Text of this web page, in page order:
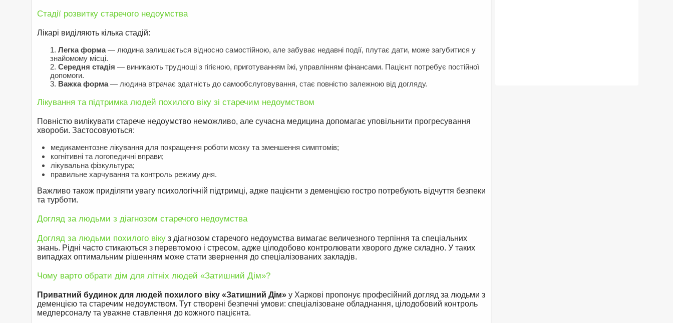
Стадії розвитку старечого недоумства
Лікарі виділяють кілька стадій:
Легка форма— людина залишається відносно самостійною, але забуває недавні події, плутає дати, може загубитися у
знайомому місці.
Середня стадія — виникають труднощі з гігієною, приготуванням їжі, управлінням фінансами. Пацієнт потребує постійної
допомоги.
Важка форма— людина втрачає здатність до самообслуговування, стає повністю залежною від догляду.
Лікування та підтримка людей похилого віку зі старечим недоумством
Повністю вилікувати старече недоумство неможливо, але сучасна медицина допомагає уповільнити прогресування
хвороби. Застосовуються:
медикаментозне лікування для покращення роботи мозку та зменшення симптомів;
когнітивні та логопедичні вправи;
лікувальна фізкультура;
правильне харчування та контроль режиму дня.
Важливо також приділяти увагу психологічній підтримці, адже пацієнти з деменцією гостро потребують відчуття безпеки
та турботи.
Догляд за людьми з діагнозом старечого недоумства
Догляд за людьми похилого віку з діагнозом старечого недоумства вимагає величезного терпіння та спеціальних
знань. Рідні часто стикаються з перевтомою і стресом, адже цілодобово контролювати хворого дуже складно. У таких
випадках оптимальним рішенням може стати звернення до спеціалізованих закладів.
Чому варто обрати дім для літніх людей «Затишний Дім»?
Приватний будинок для людей похилого віку «Затишний Дім» у Харкові пропонує професійний догляд за людьми з
деменцією та старечим недоумством. Тут створені безпечні умови: спеціалізоване обладнання, цілодобовий контроль
медперсоналу та уважне ставлення до кожного пацієнта.